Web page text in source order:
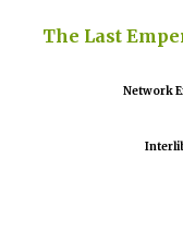
The Last
Network